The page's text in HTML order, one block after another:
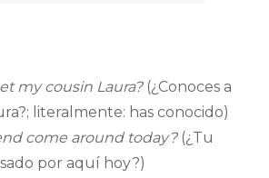
my cousin Laura?(¿Conoces a
literalmente: has conocido)
come around today?(¿Tu
por aquí hoy?)